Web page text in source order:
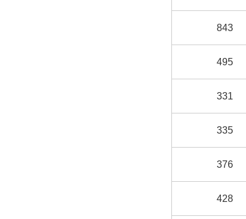
843
495
331
335
376
428